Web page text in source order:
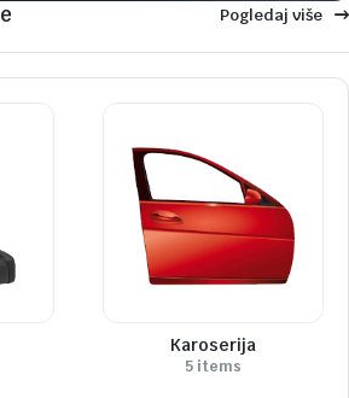
Pogledaj više
Karoserija
5 items